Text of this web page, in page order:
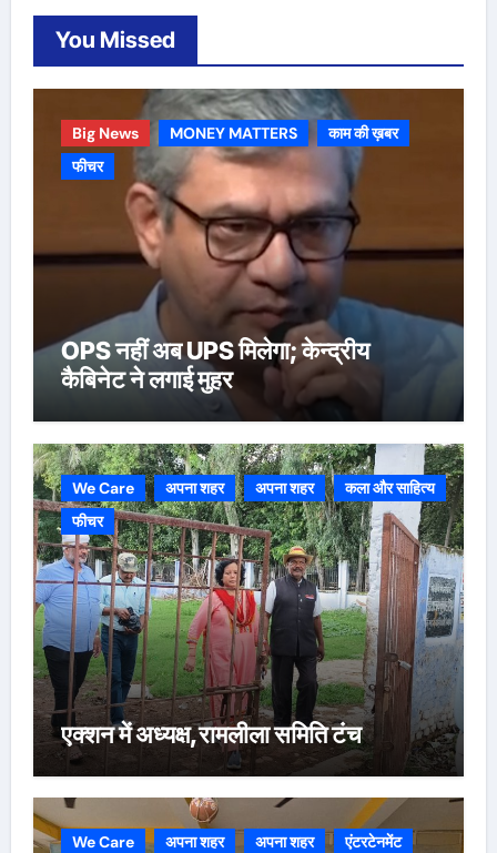
You Missed
Big News MONEY MATTERS
काम की ख़बर
फीचर
OPS नहीं अब UPS मिलेगा; केन्द्रीय
कैबिनेट ने लगाई मुहर
We Care अपना शहर अपना शहर
कला और साहित्य
फीचर
एक्शन में अध्यक्ष,रामलीला समिति टंच
We Care अपना शहर अपना शहर
एंटरटेनमेंट